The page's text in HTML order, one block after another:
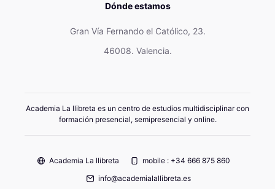
Dónde estamos
Gran Vía Fernando el Católico, 23.
46008. Valencia.
Academia La llibreta es un centro de estudios multidisciplinar con
formación presencial, semipresencial y online.
Academia La llibreta
mobile : +34 666 875 860
info@academialallibreta.es